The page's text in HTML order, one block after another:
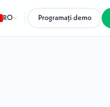
RO Programați demo